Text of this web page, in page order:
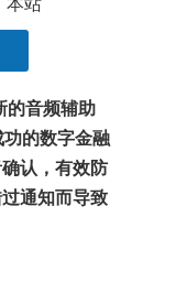
音频辅助
的数字金融
认，有效防
通知而导致